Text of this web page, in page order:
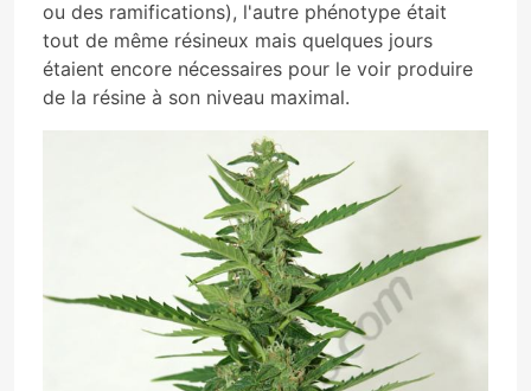
ou des ramifications), l'autre phénotype était
tout de même résineux mais quelques jours
étaient encore nécessaires pour le voir produire
de la résine à son niveau maximal.